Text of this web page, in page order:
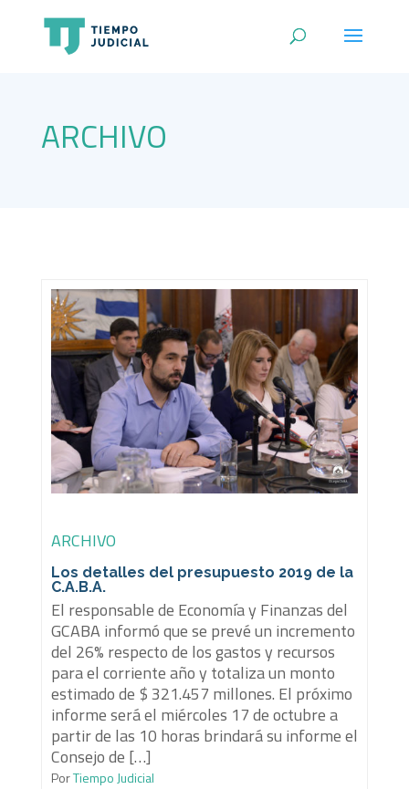
ARCHIVO
ARCHIVO
Los detalles del presupuesto 2019 de la
C.A.B.A.
El responsable de Economía y Finanzas del
GCABA informó que se prevé un incremento
del 26% respecto de los gastos y recursos
para el corriente año y totaliza un monto
estimado de $ 321.457 millones. El próximo
informe será el miércoles 17 de octubre a
partir de las 10 horas brindará su informe el
Consejo de […]
PorTiempo Judicial